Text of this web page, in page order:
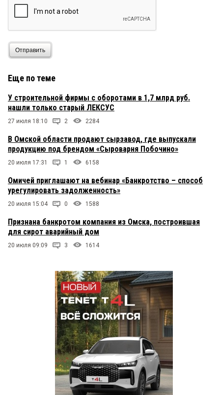
Отправить
Еще по теме
У строительной фирмы с оборотами в 1,7 млрд руб.
нашли только старый ЛЕКСУС
27 июля 18:10 2 2284
В Омской области продают сырзавод, где выпускали
продукцию под брендом «Сыроварня Побочино»
20 июля 17:31 1 6158
Омичей приглашают на вебинар «Банкротство – способ
урегулировать задолженность»
20 июля 15:04 0 1588
Признана банкротом компания из Омска, построившая
для сирот аварийный дом
20 июля 09:09 3 1614